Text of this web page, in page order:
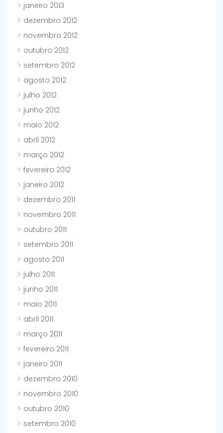
janeiro 2013
dezembro 2012
novembro 2012
outubro 2012
setembro 2012
agosto 2012
julho 2012
junho 2012
maio 2012
abril 2012
março 2012
fevereiro 2012
janeiro 2012
dezembro 2011
novembro 2011
outubro 2011
setembro 2011
agosto 2011
julho 2011
junho 2011
maio 2011
abril 2011
março 2011
fevereiro 2011
janeiro 2011
dezembro 2010
novembro 2010
outubro 2010
setembro 2010